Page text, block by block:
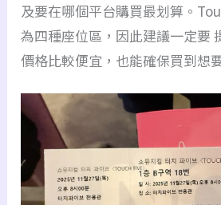
及要在哪個平台購買最划算。
為四種座位區，因此建議一定要
價格比較便宜，也能確保買到想